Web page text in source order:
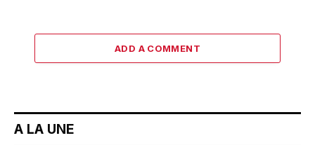
ADD A COMMENT
A LA UNE